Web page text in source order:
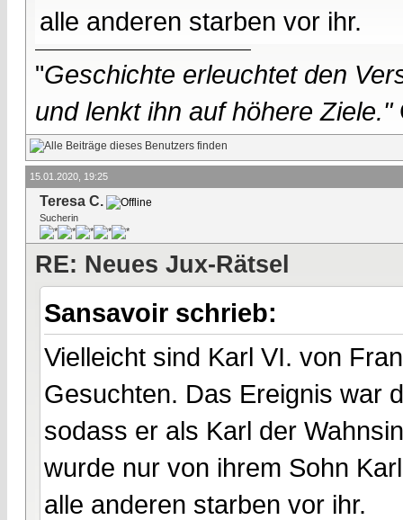
alle anderen starben vor ihr.
"Geschichte erleuchtet den
und lenkt ihn auf höhere Ziele."
15.01.2020, 19:25
Teresa C.
Sucherin
RE: Neues Jux-Rätsel
Sansavoir schrieb:
Vielleicht sind Karl VI. von
Gesuchten. Das Ereignis war
sodass er als Karl der
wurde nur von ihrem Sohn
alle anderen starben vor ihr.